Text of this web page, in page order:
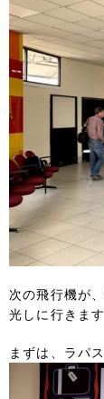
次の飛行機が
光しに行きます
まずは、ラパ